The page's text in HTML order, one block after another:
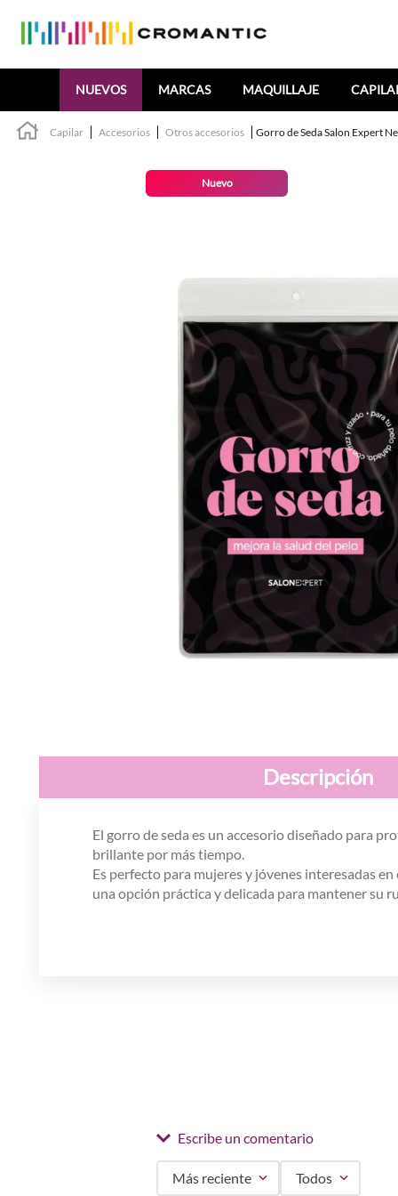
NUEVOS MARCAS MAQUILLAJE
Capilar Accesorios Otros accesorios Gorro de Seda Salon Expert
Nuevo
Descripción
El gorro de seda es un accesorio diseñado para
brillante por más tiempo.
Es perfecto para mujeres y jóvenes interesadas
una opción práctica y delicada para mantener su
Escribe un comentario
Más reciente Todos